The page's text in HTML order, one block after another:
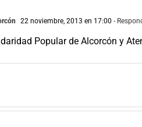
22 noviembre, 2013 en 17:00 -
Popular de Alcorcón y